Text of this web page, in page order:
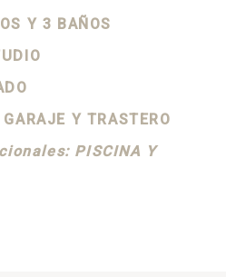
Y 3 BAÑOS
Y TRASTERO
PISCINA Y